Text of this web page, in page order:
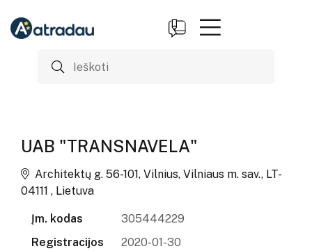
UAB "TRANSNAVELA"
Architektų g. 56-101, Vilnius, Vilniaus m. sav., LT-
04111 , Lietuva
Įm. kodas
305444229
Registracijos
2020-01-30